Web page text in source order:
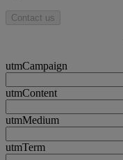
Contact us
utmCampaign
utmContent
utmMedium
utmTerm